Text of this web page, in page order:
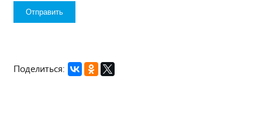
Поделиться: